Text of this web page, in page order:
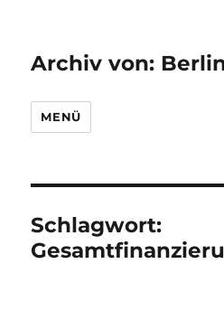
Archiv von:
MENÜ
Schlagwort: